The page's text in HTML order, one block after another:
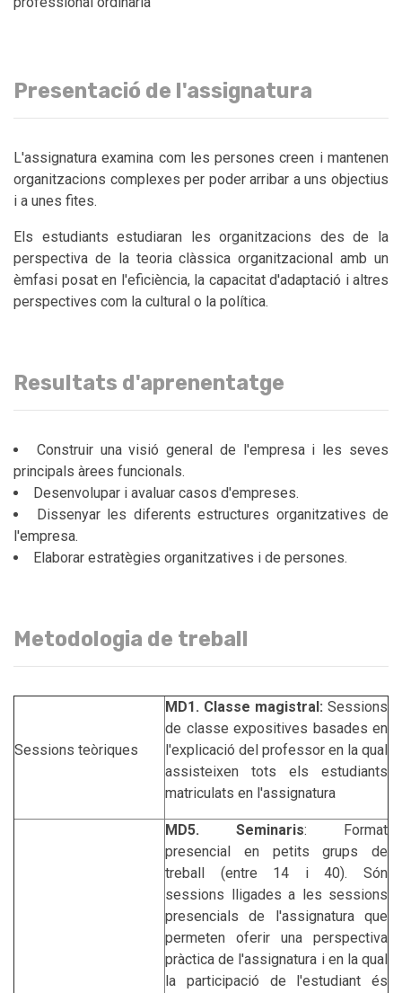
Presentació de l'assignatura
L'assignatura examina com les persones creen i mantenen
organitzacions complexes per poder arribar a uns objectius
i a unes fites.
Els estudiants estudiaran les organitzacions des de la
perspectiva de la teoria clàssica organitzacional amb un
èmfasi posat en l'eficiència, la capacitat d'adaptació i altres
perspectives com la cultural o la política.
Resultats d'aprenentatge
Construir una visió general de l'empresa i les seves
principals àrees funcionals.
Desenvolupar i avaluar casos d'empreses.
Dissenyar les diferents estructures organitzatives de
l'empresa.
Elaborar estratègies organitzatives i de persones.
Metodologia de treball
Sessions teòriques
MD1. Classe magistral: Sessions
de classe expositives basades en
l'explicació del professor en la qual
assisteixen tots els estudiants
matriculats en l'assignatura
MD5. Seminaris: Format
presencial en petits grups de
treball (entre 14 i 40). Són
sessions lligades a les sessions
presencials de l'assignatura que
permeten oferir una perspectiva
pràctica de l'assignatura i en la qual
la participació de l'estudiant és